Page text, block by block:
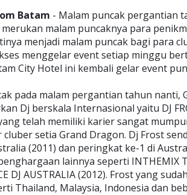
Batam - Malam puncak pergantian
malam puncaknya para
menjadi malam puncak bagi para
menggelar event setiap minggu
City Hotel ini kembali gelar event
pada malam pergantian tahun nanti,
Dj berskala Internasional yaitu DJ
telah memiliki karier sangat
cluber setia Grand Dragon. Dj Frost
(2011) dan peringkat ke-1 di
lainnya seperti INTHEMIX
DJ AUSTRALIA (2012). Frost yang
Thailand, Malaysia, Indonesia dan